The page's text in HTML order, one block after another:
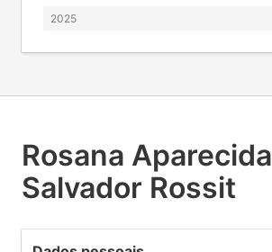
Rosana Aparecida
Salvador Rossit